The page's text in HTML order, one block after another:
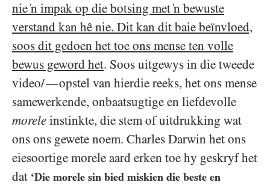
nie ‘n impak op die botsing met ‘n bewuste
verstand kan hê nie. Dit kan dit baie beïnvloed,
soos dit gedoen het toe ons mense ten volle
bewus geword het. Soos uitgewys in die tweede
video/—opstel van hierdie reeks, het ons mense
samewerkende, onbaatsugtige en liefdevolle
morele instinkte, die stem of uitdrukking wat
ons ons gewete noem. Charles Darwin het ons
eiesoortige morele aard erken toe hy geskryf het
dat ‘Die morele sin bied miskien die beste en